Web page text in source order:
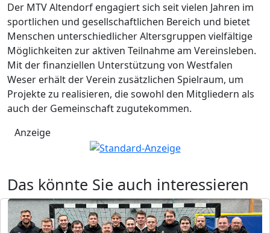
Der MTV Altendorf engagiert sich seit vielen Jahren im
sportlichen und gesellschaftlichen Bereich und bietet
Menschen unterschiedlicher Altersgruppen vielfältige
Möglichkeiten zur aktiven Teilnahme am Vereinsleben.
Mit der finanziellen Unterstützung von Westfalen
Weser erhält der Verein zusätzlichen Spielraum, um
Projekte zu realisieren, die sowohl den Mitgliedern als
auch der Gemeinschaft zugutekommen.
Anzeige
Das könnte Sie auch interessieren